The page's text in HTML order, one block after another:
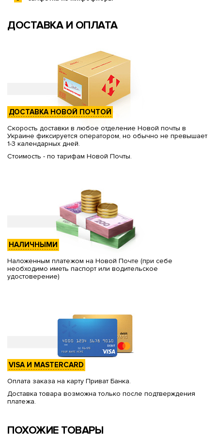
ДОСТАВКА И ОПЛАТА
ДОСТАВКА НОВОЙ ПОЧТОЙ
Скорость доставки в любое отделение Новой почты в
Украине фиксируется оператором, но обычно не превышает
1-3 календарных дней.
Стоимость - по тарифам Новой Почты.
НАЛИЧНЫМИ
Наложенным платежом на Новой Почте (при себе
необходимо иметь паспорт или водительское
удостоверение)
VISA И MASTERCARD
Оплата заказа на карту Приват Банка.
Доставка товара возможна только после подтверждения
платежа.
ПОХОЖИЕ ТОВАРЫ